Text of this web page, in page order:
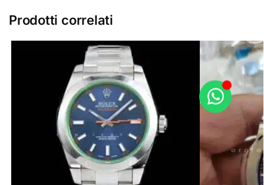
Prodotti correlati